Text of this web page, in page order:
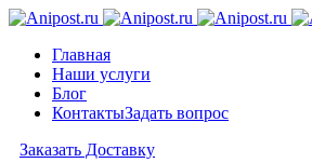
Главная
Наши услуги
Блог
КонтактыЗадать вопрос
Заказать Доставку